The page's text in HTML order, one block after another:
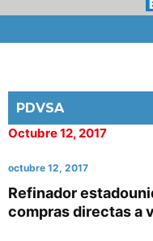
PDVSA
Octubre 12, 2017
octubre 12, 2017
Refinador
compras directas a